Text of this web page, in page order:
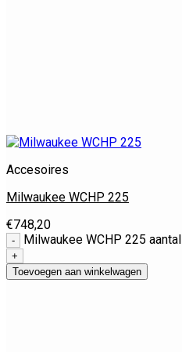
Accesoires
Milwaukee WCHP 225
€748,20
Milwaukee WCHP 225 aantal
Toevoegen aan winkelwagen